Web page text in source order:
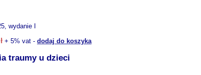
wydanie I
+ 5% vat - dodaj do koszyka
traumy u dzieci